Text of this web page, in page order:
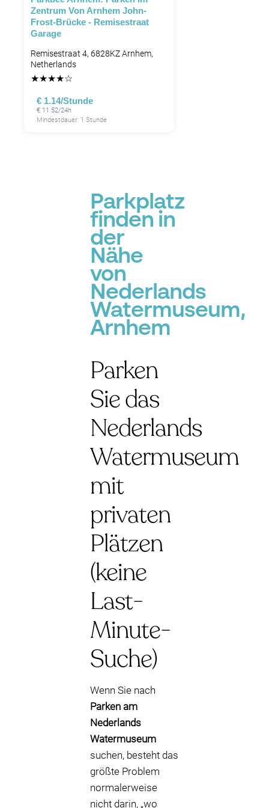
Zentrum Von Arnhem John-
Frost-Brücke - Remisestraat
Garage
Remisestraat 4, 6828KZ Arnhem,
Netherlands
★★★★☆
€ 1.14/Stunde
€ 11.52/24h
Mindestdauer: 1 Stunde
Parkplatz
finden in
der
Nähe
von
Nederlands
Watermuseum,
Arnhem
Parken
Sie das
Nederlands
Watermuseum
mit
privaten
Plätzen
(keine
Last-
Minute-
Suche)
Wenn Sie nach
Parken am
Nederlands
Watermuseum
suchen, besteht das
größte Problem
normalerweise
nicht darin, „wo